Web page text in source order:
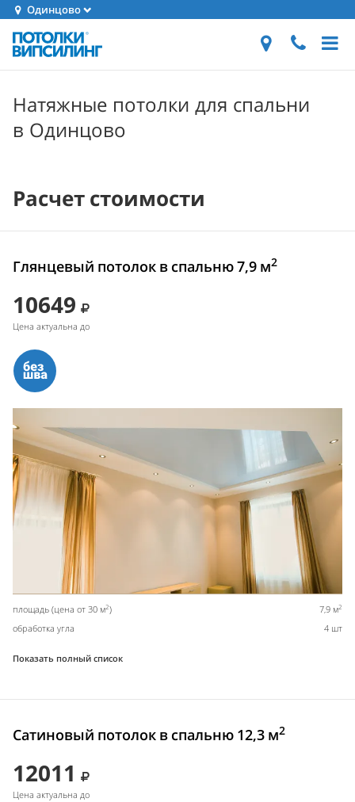
Одинцово
Натяжные потолки для спальни
в Одинцово
Расчет стоимости
Глянцевый потолок в спальню 7,9 м2
10649
Цена актуальна до
площадь (цена от 30 м2) 7,9 м2
обработка угла 4 шт
Показать полный список
Сатиновый потолок в спальню 12,3 м2
12011
Цена актуальна до